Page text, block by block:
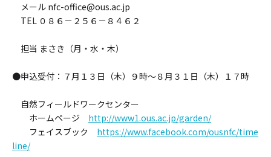
メール nfc-office@ous.ac.jp
TEL ０８６－２５６－８４６２
担当 まさき（月・水・木）
●申込受付：７月１３日（木）９時～８月３１日（木）１７時
自然フィールドワークセンター
ホームページ http://www1.ous.ac.jp/garden/
フェイスブック https://www.facebook.com/ousnfc/time
line/